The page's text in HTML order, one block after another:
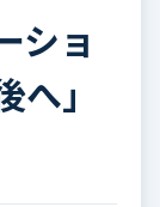
ショ
」